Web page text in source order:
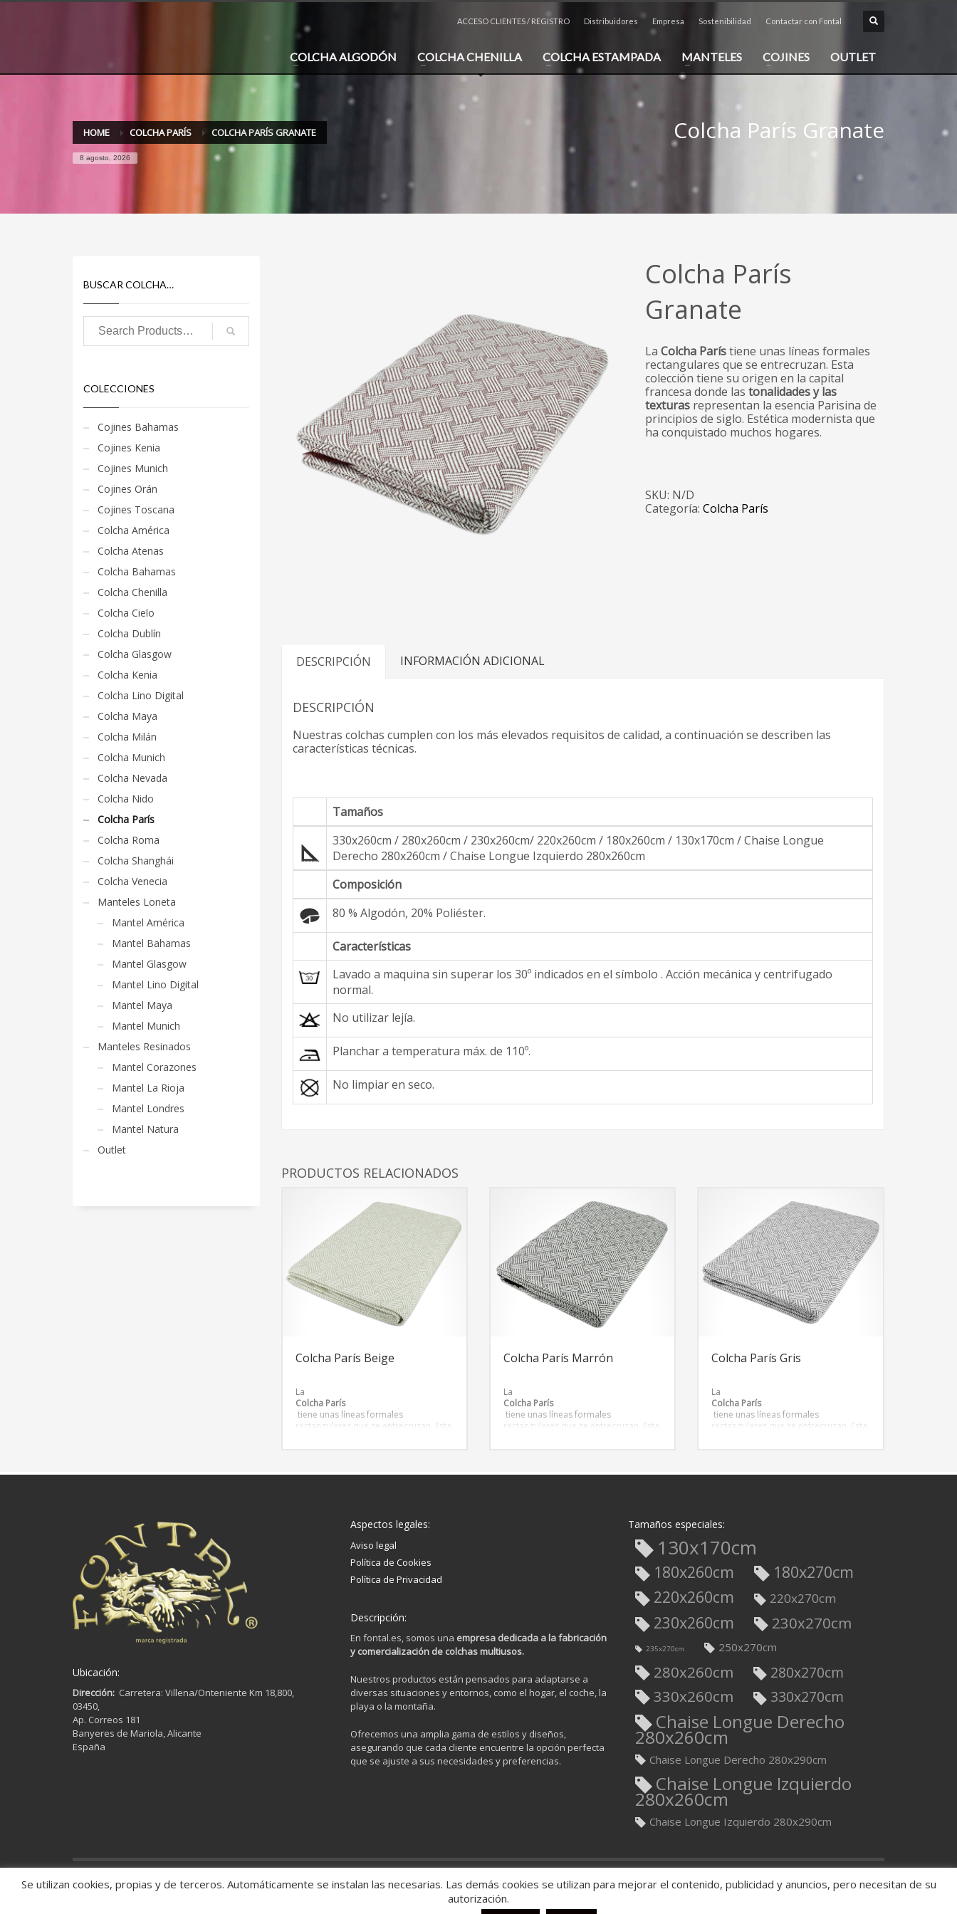
ACCESO CLIENTES / REGISTRO Distribuidores Empresa Sostenibilidad Contactar con Fontal
COLCHA ALGODÓN COLCHA CHENILLA COLCHA ESTAMPADA MANTELES COJINES OUTLET
HOME COLCHA PARÍS COLCHA PARÍS GRANATE
8 agosto, 2026
Colcha París Granate
Colcha París
Granate
LaColcha Parístiene unas líneas formales
rectangulares que se entrecruzan. Esta
colección tiene su origen en la capital
francesa donde lastonalidades y las
texturas representan la esencia Parisina de
principios de siglo. Estética modernista que
ha conquistado muchos hogares.
SKU: N/D
Categoría:Colcha París
DESCRIPCIÓN INFORMACIÓN ADICIONAL
DESCRIPCIÓN
Nuestras colchas cumplen con los más elevados requisitos de calidad, a continuación se describen las
características técnicas.
Tamaños
330x260cm / 280x260cm / 230x260cm/ 220x260cm / 180x260cm / 130x170cm / Chaise Longue
Derecho 280x260cm / Chaise Longue Izquierdo 280x260cm
Composición
80 % Algodón, 20% Poliéster.
Características
Lavado a maquina sin superar los 30º indicados en el símbolo . Acción mecánica y centrifugado
normal.
No utilizar lejía.
Planchar a temperatura máx. de 110º.
No limpiar en seco.
PRODUCTOS RELACIONADOS
Colcha París Beige
La
Colcha París
tiene unas líneas formales
rectangulares que se entrecruzan. Esta
Colcha París Marrón
La
Colcha París
tiene unas líneas formales
rectangulares que se entrecruzan. Esta
Colcha París Gris
La
Colcha París
tiene unas líneas formales
rectangulares que se entrecruzan. Esta
BUSCAR COLCHA…
COLECCIONES
Cojines Bahamas
Cojines Kenia
Cojines Munich
Cojines Orán
Cojines Toscana
Colcha América
Colcha Atenas
Colcha Bahamas
Colcha Chenilla
Colcha Cielo
Colcha Dublín
Colcha Glasgow
Colcha Kenia
Colcha Lino Digital
Colcha Maya
Colcha Milán
Colcha Munich
Colcha Nevada
Colcha Nido
Colcha París
Colcha Roma
Colcha Shanghái
Colcha Venecia
Manteles Loneta
Mantel América
Mantel Bahamas
Mantel Glasgow
Mantel Lino Digital
Mantel Maya
Mantel Munich
Manteles Resinados
Mantel Corazones
Mantel La Rioja
Mantel Londres
Mantel Natura
Outlet
Ubicación:
Dirección: Carretera: Villena/Onteniente Km 18,800,
03450,
Ap. Correos 181
Banyeres de Mariola, Alicante
España
Aspectos legales:
Aviso legal
Política de Cookies
Política de Privacidad
Descripción:
En fontal.es, somos una empresa dedicada a la fabricación
y comercialización de colchas multiusos.
Nuestros productos están pensados para adaptarse a
diversas situaciones y entornos, como el hogar, el coche, la
playa o la montaña.
Ofrecemos una amplia gama de estilos y diseños,
asegurando que cada cliente encuentre la opción perfecta
que se ajuste a sus necesidades y preferencias.
Tamaños especiales:
130x170cm
180x260cm
180x270cm
220x260cm
220x270cm
230x260cm 230x270cm
235x270cm 250x270cm
280x260cm 280x270cm
330x260cm 330x270cm
Chaise Longue Derecho
280x260cm
Chaise Longue Derecho 280x290cm
Chaise Longue Izquierdo
280x260cm
Chaise Longue Izquierdo 280x290cm
GET SOCIAL
© 2013 - 2024 FONTAL. TODOS LOS DERECHOS RESERVADOS.
Se utilizan cookies, propias y de terceros. Automáticamente se instalan las necesarias. Las demás cookies se utilizan para mejorar el contenido, publicidad y anuncios, pero necesitan de su
autorización.